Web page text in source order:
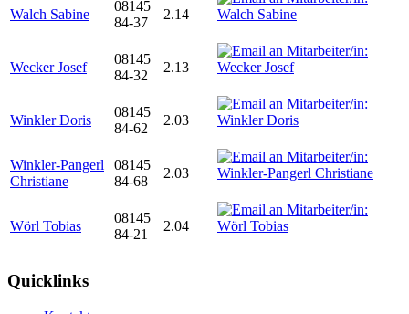
Walch Sabine
08145
84-37
2.14
Wecker Josef
08145
84-32
2.13
Winkler Doris
08145
84-62
2.03
Winkler-Pangerl
Christiane
08145
84-68
2.03
Wörl Tobias
08145
84-21
2.04
Quicklinks